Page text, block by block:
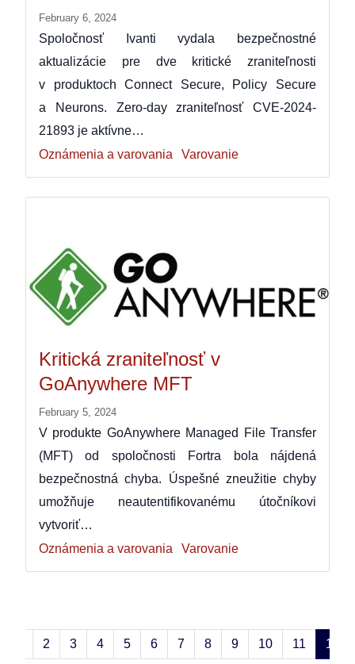
February 6, 2024
Spoločnosť Ivanti vydala bezpečnostné
aktualizácie pre dve kritické zraniteľnosti
v produktoch Connect Secure, Policy Secure
a Neurons. Zero-day zraniteľnosť CVE-2024-
21893 je aktívne…
Oznámenia a varovania
Varovanie
Kritická zraniteľnosť v
GoAnywhere MFT
February 5, 2024
V produkte GoAnywhere Managed File Transfer
(MFT) od spoločnosti Fortra bola nájdená
bezpečnostná chyba. Úspešné zneužitie chyby
umožňuje neautentifikovanému útočníkovi
vytvoriť…
Oznámenia a varovania
Varovanie
2 3 4 5 6 7 8 9 10 11 12